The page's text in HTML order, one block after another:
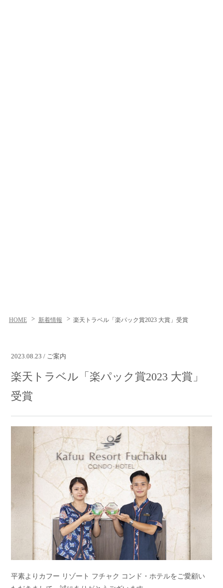
HOME 新着情報 楽天トラベル「楽パック賞2023 大賞」受賞
2023.08.23 / ご案内
楽天トラベル「楽パック賞2023 大賞」
受賞
平素よりカフー リゾート フチャク コンド・ホテルをご愛顧い